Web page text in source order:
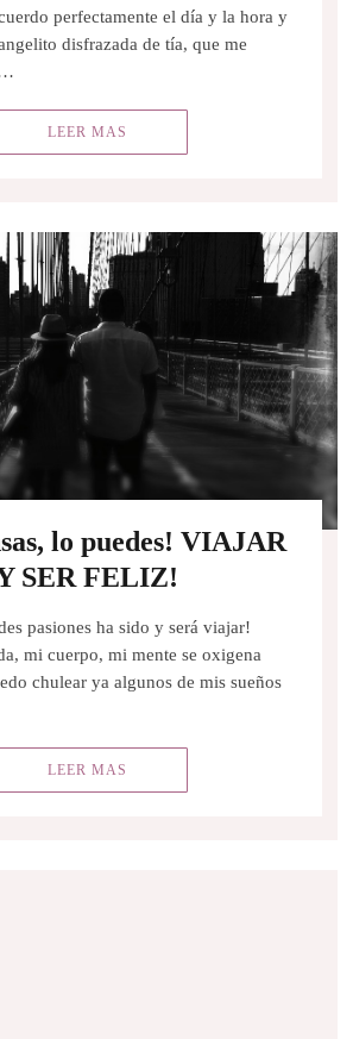
perfectamente el día y la hora y
disfrazada de tía, que me
LEER MAS
lo puedes! VIAJAR
SER FELIZ!
pasiones ha sido y será viajar!
mi cuerpo, mi mente se oxigena
chulear ya algunos de mis sueños
LEER MAS